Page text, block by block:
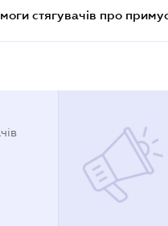
стягувачів про